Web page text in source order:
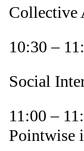
Collective
10:30 –
Social
11:00 –
Pointwise